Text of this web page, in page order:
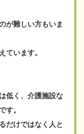
が難しい方もいま
ています。
低く、介護施設な
す。
だけではなく人と